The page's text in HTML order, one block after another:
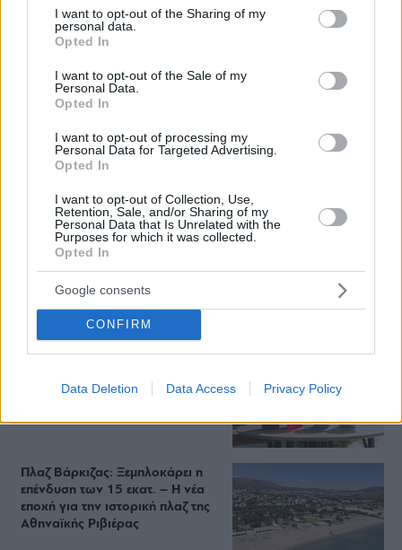
not limited to your visit or usage behaviour. You may click to
grant or deny consent to Google and its third-party tags to
use your data for below specified purposes in below Google
consent section.
I want to opt-out of the Sharing of my
personal data.
Opted In
I want to opt-out of the Sale of my
Personal Data.
Opted In
I want to opt-out of processing my
Personal Data for Targeted Advertising.
Opted In
I want to opt-out of Collection, Use,
Retention, Sale, and/or Sharing of my
Personal Data that Is Unrelated with the
Purposes for which it was collected.
Opted In
Google consents
CONFIRM
Data Deletion Data Access Privacy Policy
ρίζωσε) σε ένα αθέατο οικόπεδο στην Ανάβυσσο
Από brunch μέχρι δείπνο δίπλα
στο κύμα: Γιατί στο Bolivar πας
πίνεις όλο το καλοκαίρι στα
Πλαζ Βάρκιζας: Ξεμπλοκάρει η
επένδυση των 15 εκατ. – Η νέα
εποχή για την ιστορική πλαζ της
Αθηναϊκής Ριβιέρας